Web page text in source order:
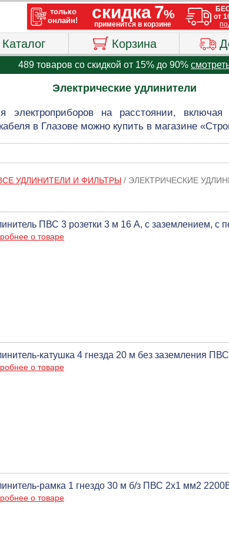
Каталог Корзина
489 товаров со скидкой от 15% до 90%
Электрические удлинители
электроприборов на расстоянии,
в Глазове можно купить в магазине
УДЛИНИТЕЛИ И ФИЛЬТРЫ/ ЭЛЕКТРИЧЕСКИЕ
ПВС 3 розетки 3 м 16 А, c заземлением, с
о товаре
катушка 4 гнезда 20 м без заземления
о товаре
рамка 1 гнездо 30 м б/з ПВС 2х1 мм2
о товаре